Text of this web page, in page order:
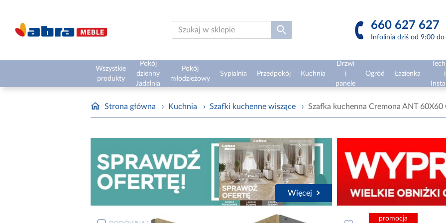
660 627 627
Infolinia dziś od 9:00
Wszystkie
produkty
Pokój
dzienny
Jadalnia
Pokój
młodzieżowy
Sypialnia Przedpokój Kuchnia
Drzwi
i
panele
Ogród Łazienka
i
Strona główna › Kuchnia › Szafki kuchenne wiszące › Szafka kuchenna Cremona ANT 60X60
Więcej
promocja